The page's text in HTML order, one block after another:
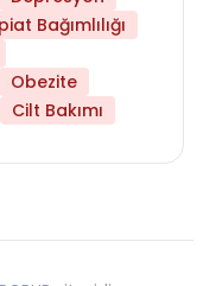
Bağımlılığı
Obezite
Cilt Bakımı